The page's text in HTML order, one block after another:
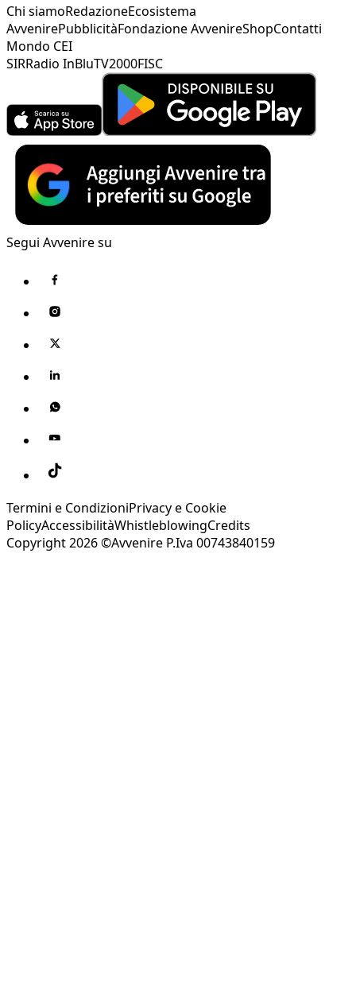
Chi siamoRedazioneEcosistema
AvvenirePubblicitàFondazione AvvenireShopContatti
Mondo CEI
SIRRadio InBluTV2000FISC
Segui Avvenire su
Termini e CondizioniPrivacy e Cookie
PolicyAccessibilitàWhistleblowingCredits
Copyright 2026 ©Avvenire P.Iva 00743840159